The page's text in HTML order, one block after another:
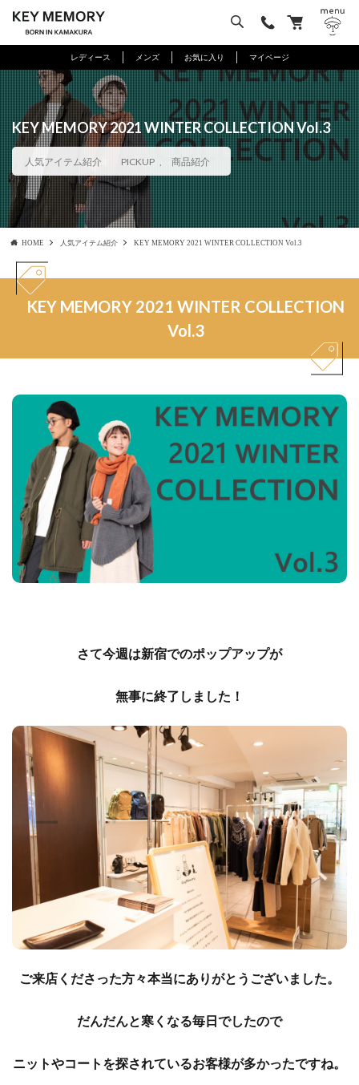
レディース メンズ お気に入り マイページ
KEY MEMORY 2021 WINTER COLLECTION Vol.3
人気アイテム紹介 PICKUP 商品紹介
HOME 人気アイテム紹介 KEY MEMORY 2021 WINTER COLLECTION Vol.3
KEY MEMORY 2021 WINTER COLLECTION
Vol.3
さて今週は新宿でのポップアップが
無事に終了しました！
ご来店くださった方々本当にありがとうございました。
だんだんと寒くなる毎日でしたので
ニットやコートを探されているお客様が多かったですね。